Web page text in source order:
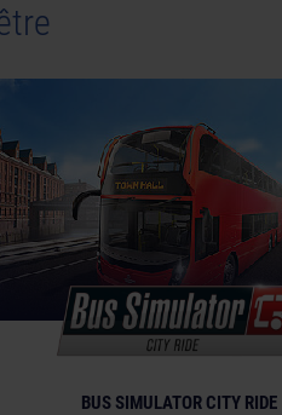
BUS SIMULATOR CITY RIDE